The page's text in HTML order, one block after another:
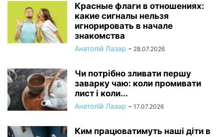
Красные флаги в отношениях:
какие сигналы нельзя
игнорировать в начале
знакомства
Анатолій Лазар - 28.07.2026
Чи потрібно зливати першу
заварку чаю: коли промивати
лист і коли...
Анатолій Лазар - 17.07.2026
Ким працюватимуть наші діти в